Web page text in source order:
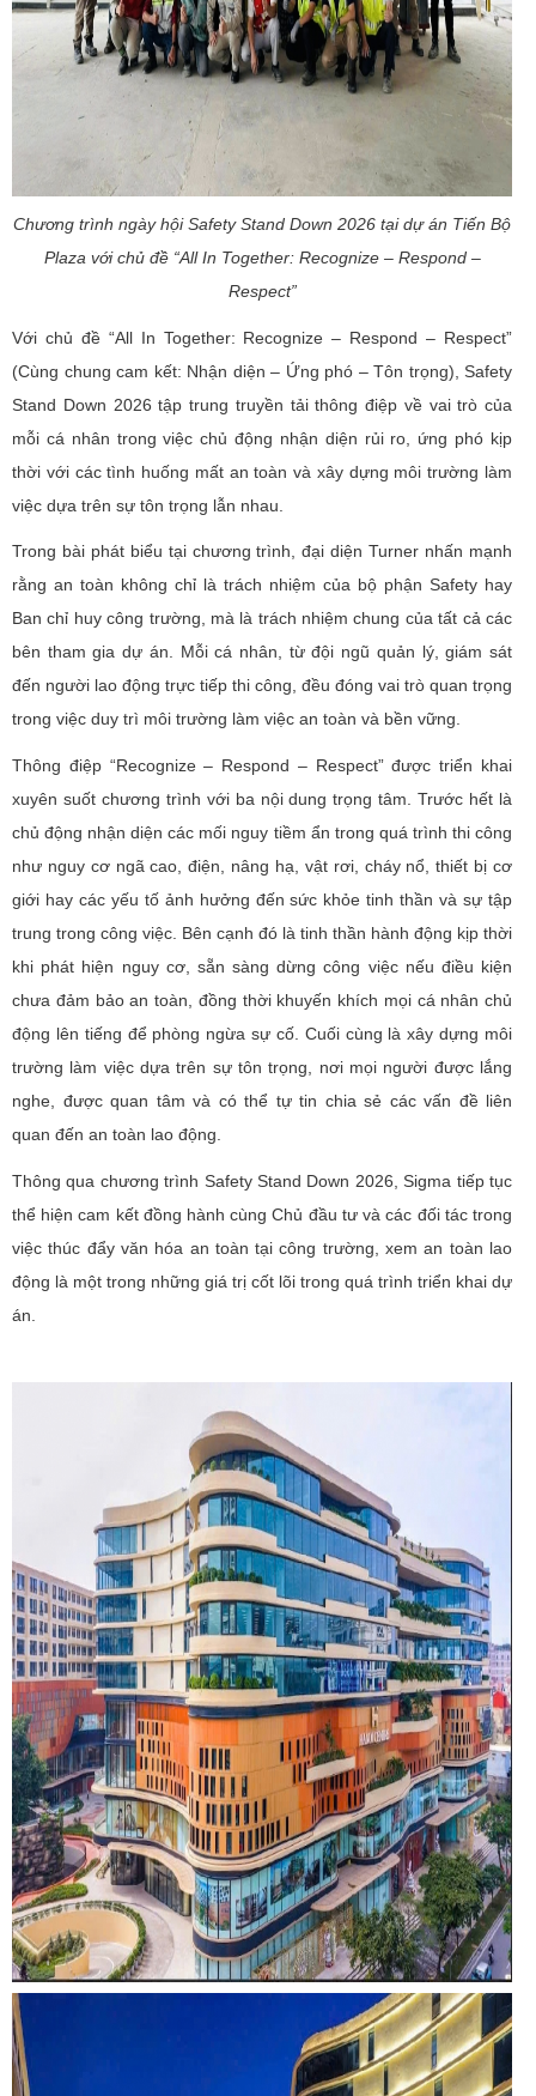
Chương trình ngày hội Safety Stand Down 2026 tại dự án Tiến Bộ
Plaza với chủ đề “All In Together: Recognize – Respond –
Respect”
Với chủ đề “All In Together: Recognize – Respond – Respect”
(Cùng chung cam kết: Nhận diện – Ứng phó – Tôn trọng), Safety
Stand Down 2026 tập trung truyền tải thông điệp về vai trò của
mỗi cá nhân trong việc chủ động nhận diện rủi ro, ứng phó kịp
thời với các tình huống mất an toàn và xây dựng môi trường làm
việc dựa trên sự tôn trọng lẫn nhau.
Trong bài phát biểu tại chương trình, đại diện Turner nhấn mạnh
rằng an toàn không chỉ là trách nhiệm của bộ phận Safety hay
Ban chỉ huy công trường, mà là trách nhiệm chung của tất cả các
bên tham gia dự án. Mỗi cá nhân, từ đội ngũ quản lý, giám sát
đến người lao động trực tiếp thi công, đều đóng vai trò quan trọng
trong việc duy trì môi trường làm việc an toàn và bền vững.
Thông điệp “Recognize – Respond – Respect” được triển khai
xuyên suốt chương trình với ba nội dung trọng tâm. Trước hết là
chủ động nhận diện các mối nguy tiềm ẩn trong quá trình thi công
như nguy cơ ngã cao, điện, nâng hạ, vật rơi, cháy nổ, thiết bị cơ
giới hay các yếu tố ảnh hưởng đến sức khỏe tinh thần và sự tập
trung trong công việc. Bên cạnh đó là tinh thần hành động kịp thời
khi phát hiện nguy cơ, sẵn sàng dừng công việc nếu điều kiện
chưa đảm bảo an toàn, đồng thời khuyến khích mọi cá nhân chủ
động lên tiếng để phòng ngừa sự cố. Cuối cùng là xây dựng môi
trường làm việc dựa trên sự tôn trọng, nơi mọi người được lắng
nghe, được quan tâm và có thể tự tin chia sẻ các vấn đề liên
quan đến an toàn lao động.
Thông qua chương trình Safety Stand Down 2026, Sigma tiếp tục
thể hiện cam kết đồng hành cùng Chủ đầu tư và các đối tác trong
việc thúc đẩy văn hóa an toàn tại công trường, xem an toàn lao
động là một trong những giá trị cốt lõi trong quá trình triển khai dự
án.